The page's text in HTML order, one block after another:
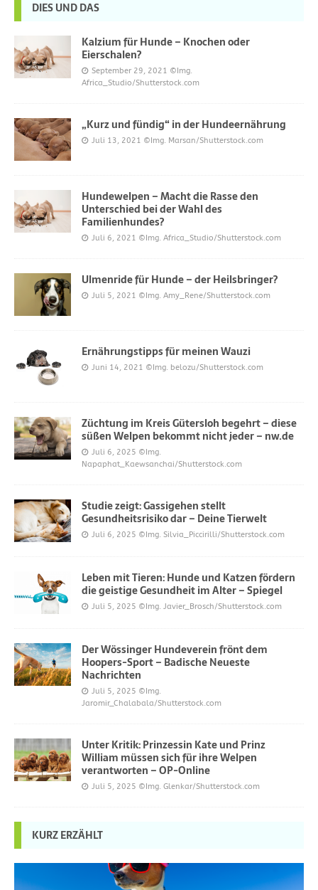
DIES UND DAS
Kalzium für Hunde – Knochen oder
Eierschalen?
September 29, 2021 ©Img.
Africa_Studio/Shutterstock.com
„Kurz und fündig“ in der Hundeernährung
Juli 13, 2021 ©Img. Marsan/Shutterstock.com
Hundewelpen – Macht die Rasse den
Unterschied bei der Wahl des
Familienhundes?
Juli 6, 2021 ©Img. Africa_Studio/Shutterstock.com
Ulmenride für Hunde – der Heilsbringer?
Juli 5, 2021 ©Img. Amy_Rene/Shutterstock.com
Ernährungstipps für meinen Wauzi
Juni 14, 2021 ©Img. belozu/Shutterstock.com
Züchtung im Kreis Gütersloh begehrt – diese
süßen Welpen bekommt nicht jeder – nw.de
Juli 6, 2025 ©Img.
Napaphat_Kaewsanchai/Shutterstock.com
Studie zeigt: Gassigehen stellt
Gesundheitsrisiko dar – Deine Tierwelt
Juli 6, 2025 ©Img. Silvia_Piccirilli/Shutterstock.com
Leben mit Tieren: Hunde und Katzen fördern
die geistige Gesundheit im Alter – Spiegel
Juli 5, 2025 ©Img. Javier_Brosch/Shutterstock.com
Der Wössinger Hundeverein frönt dem
Hoopers-Sport – Badische Neueste
Nachrichten
Juli 5, 2025 ©Img.
Jaromir_Chalabala/Shutterstock.com
Unter Kritik: Prinzessin Kate und Prinz
William müssen sich für ihre Welpen
verantworten – OP-Online
Juli 5, 2025 ©Img. Glenkar/Shutterstock.com
KURZ ERZÄHLT